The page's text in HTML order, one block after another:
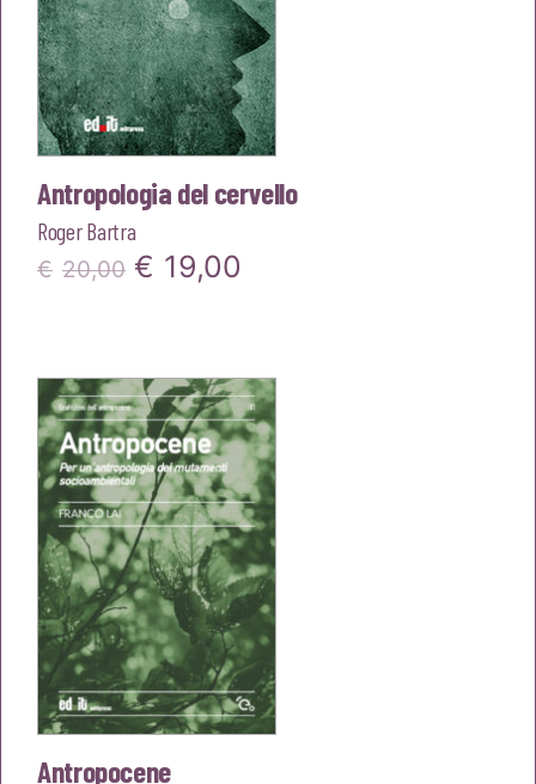
Antropologia del cervello
Roger Bartra
€ 20,00 Il
era:
€20,00.
€ 19,00
è:
€19,00.
Antropocene